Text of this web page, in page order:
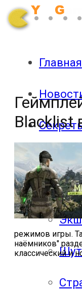
Главная
Обзоры
Blacklist
режимов игры.
наёмников"
классический и